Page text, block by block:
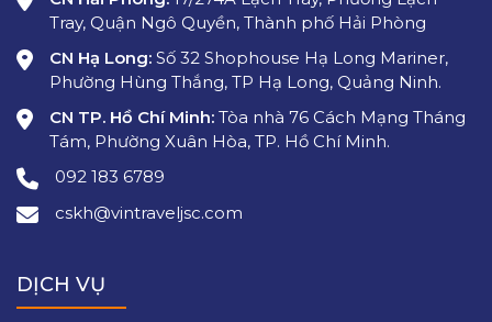
Tray, Quận Ngô Quyền, Thành phố Hải Phòng
CN Hạ Long: Số 32 Shophouse Hạ Long Mariner,
Phường Hùng Thắng, TP Hạ Long, Quảng Ninh.
CN TP. Hồ Chí Minh: Tòa nhà 76 Cách Mạng Tháng
Tám, Phường Xuân Hòa, TP. Hồ Chí Minh.
092 183 6789
cskh@vintraveljsc.com
DỊCH VỤ